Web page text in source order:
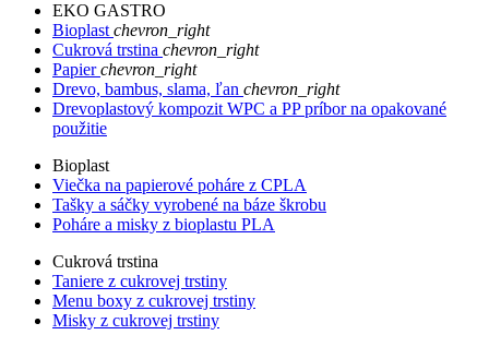
EKO GASTRO
Bioplast chevron_right
Cukrová trstina chevron_right
Papierchevron_right
Drevo, bambus, slama, ľan chevron_right
Drevoplastový kompozit WPC a PP príbor na opakované
použitie
Bioplast
Viečka na papierové poháre z CPLA
Tašky a sáčky vyrobené na báze škrobu
Poháre a misky z bioplastu PLA
Cukrová trstina
Taniere z cukrovej trstiny
Menu boxy z cukrovej trstiny
Misky z cukrovej trstiny